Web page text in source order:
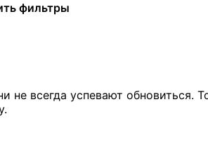
фильтры
не всегда успевают